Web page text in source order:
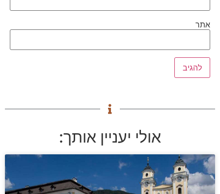
אתר
אולי יעניין אותך: